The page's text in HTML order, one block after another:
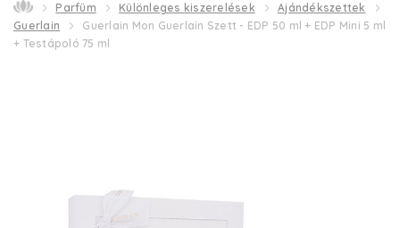
Parfüm Különleges kiszerelések
Ajándékszettek
Guerlain
Guerlain Mon Guerlain Szett - EDP 50 ml + EDP Mini 5 ml
+ Testápoló 75 ml